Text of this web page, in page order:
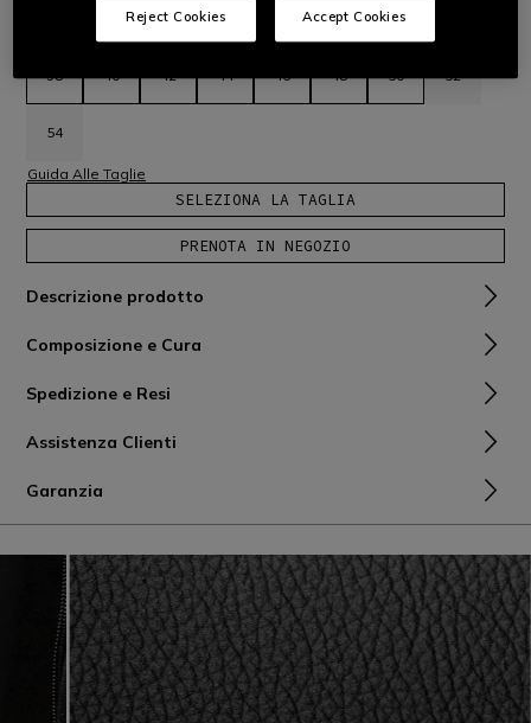
selezionato
Seleziona Taglia
38 40 42 44 46 48 50 52
54
Guida Alle Taglie
SELEZIONA LA TAGLIA
PRENOTA IN NEGOZIO
Descrizione prodotto
Composizione e Cura
Spedizione e Resi
Assistenza Clienti
Garanzia
Reject Cookies Accept Cookies